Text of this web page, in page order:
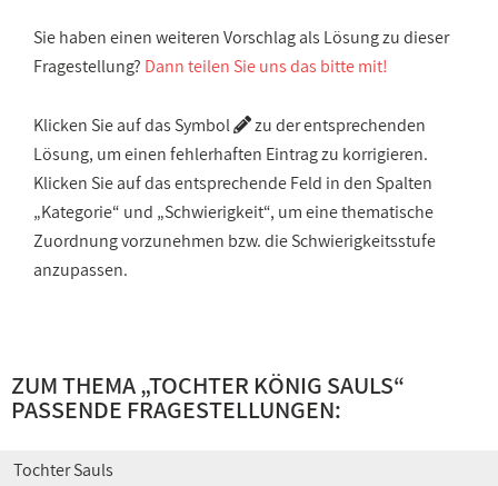
Sie haben einen weiteren Vorschlag als Lösung zu dieser
Fragestellung? Dann teilen Sie uns das bitte mit!
Klicken Sie auf das Symbol
zu der entsprechenden
Lösung, um einen fehlerhaften Eintrag zu korrigieren.
Klicken Sie auf das entsprechende Feld in den Spalten
„Kategorie“ und „Schwierigkeit“, um eine thematische
Zuordnung vorzunehmen bzw. die Schwierigkeitsstufe
anzupassen.
ZUM THEMA „TOCHTER KÖNIG SAULS“
PASSENDE FRAGESTELLUNGEN:
Tochter Sauls